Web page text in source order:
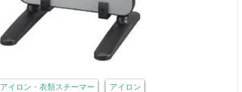
アイロン・衣類スチーマー アイロン